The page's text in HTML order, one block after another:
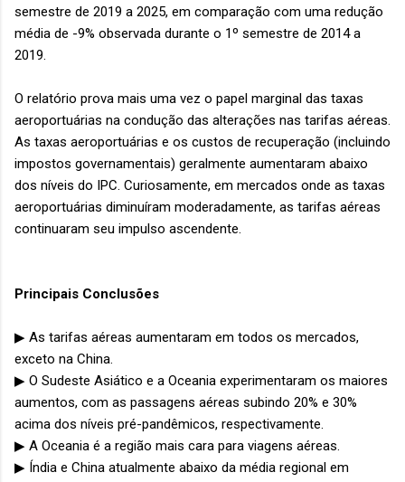
semestre de 2019 a 2025, em comparação com uma redução
média de -9% observada durante o 1º semestre de 2014 a
2019.
O relatório prova mais uma vez o papel marginal das taxas
aeroportuárias na condução das alterações nas tarifas aéreas.
As taxas aeroportuárias e os custos de recuperação (incluindo
impostos governamentais) geralmente aumentaram abaixo
dos níveis do IPC. Curiosamente, em mercados onde as taxas
aeroportuárias diminuíram moderadamente, as tarifas aéreas
continuaram seu impulso ascendente.
Principais Conclusões
▶ As tarifas aéreas aumentaram em todos os mercados,
exceto na China.
▶ O Sudeste Asiático e a Oceania experimentaram os maiores
aumentos, com as passagens aéreas subindo 20% e 30%
acima dos níveis pré-pandêmicos, respectivamente.
▶ A Oceania é a região mais cara para viagens aéreas.
▶ Índia e China atualmente abaixo da média regional em